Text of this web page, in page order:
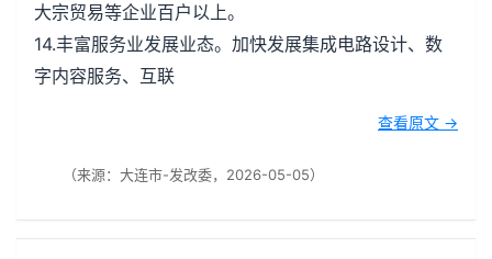
大宗贸易等企业百户以上。
14.丰富服务业发展业态。加快发展集成电路设计、数
字内容服务、互联
查看原文 →
（来源：大连市-发改委，2026-05-05）